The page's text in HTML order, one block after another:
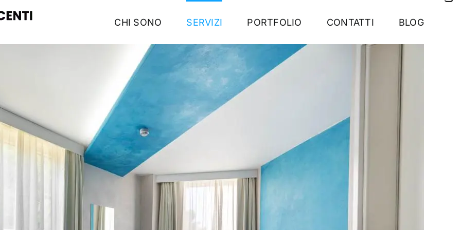
CHI SONO SERVIZI PORTFOLIO CONTATTI BLOG